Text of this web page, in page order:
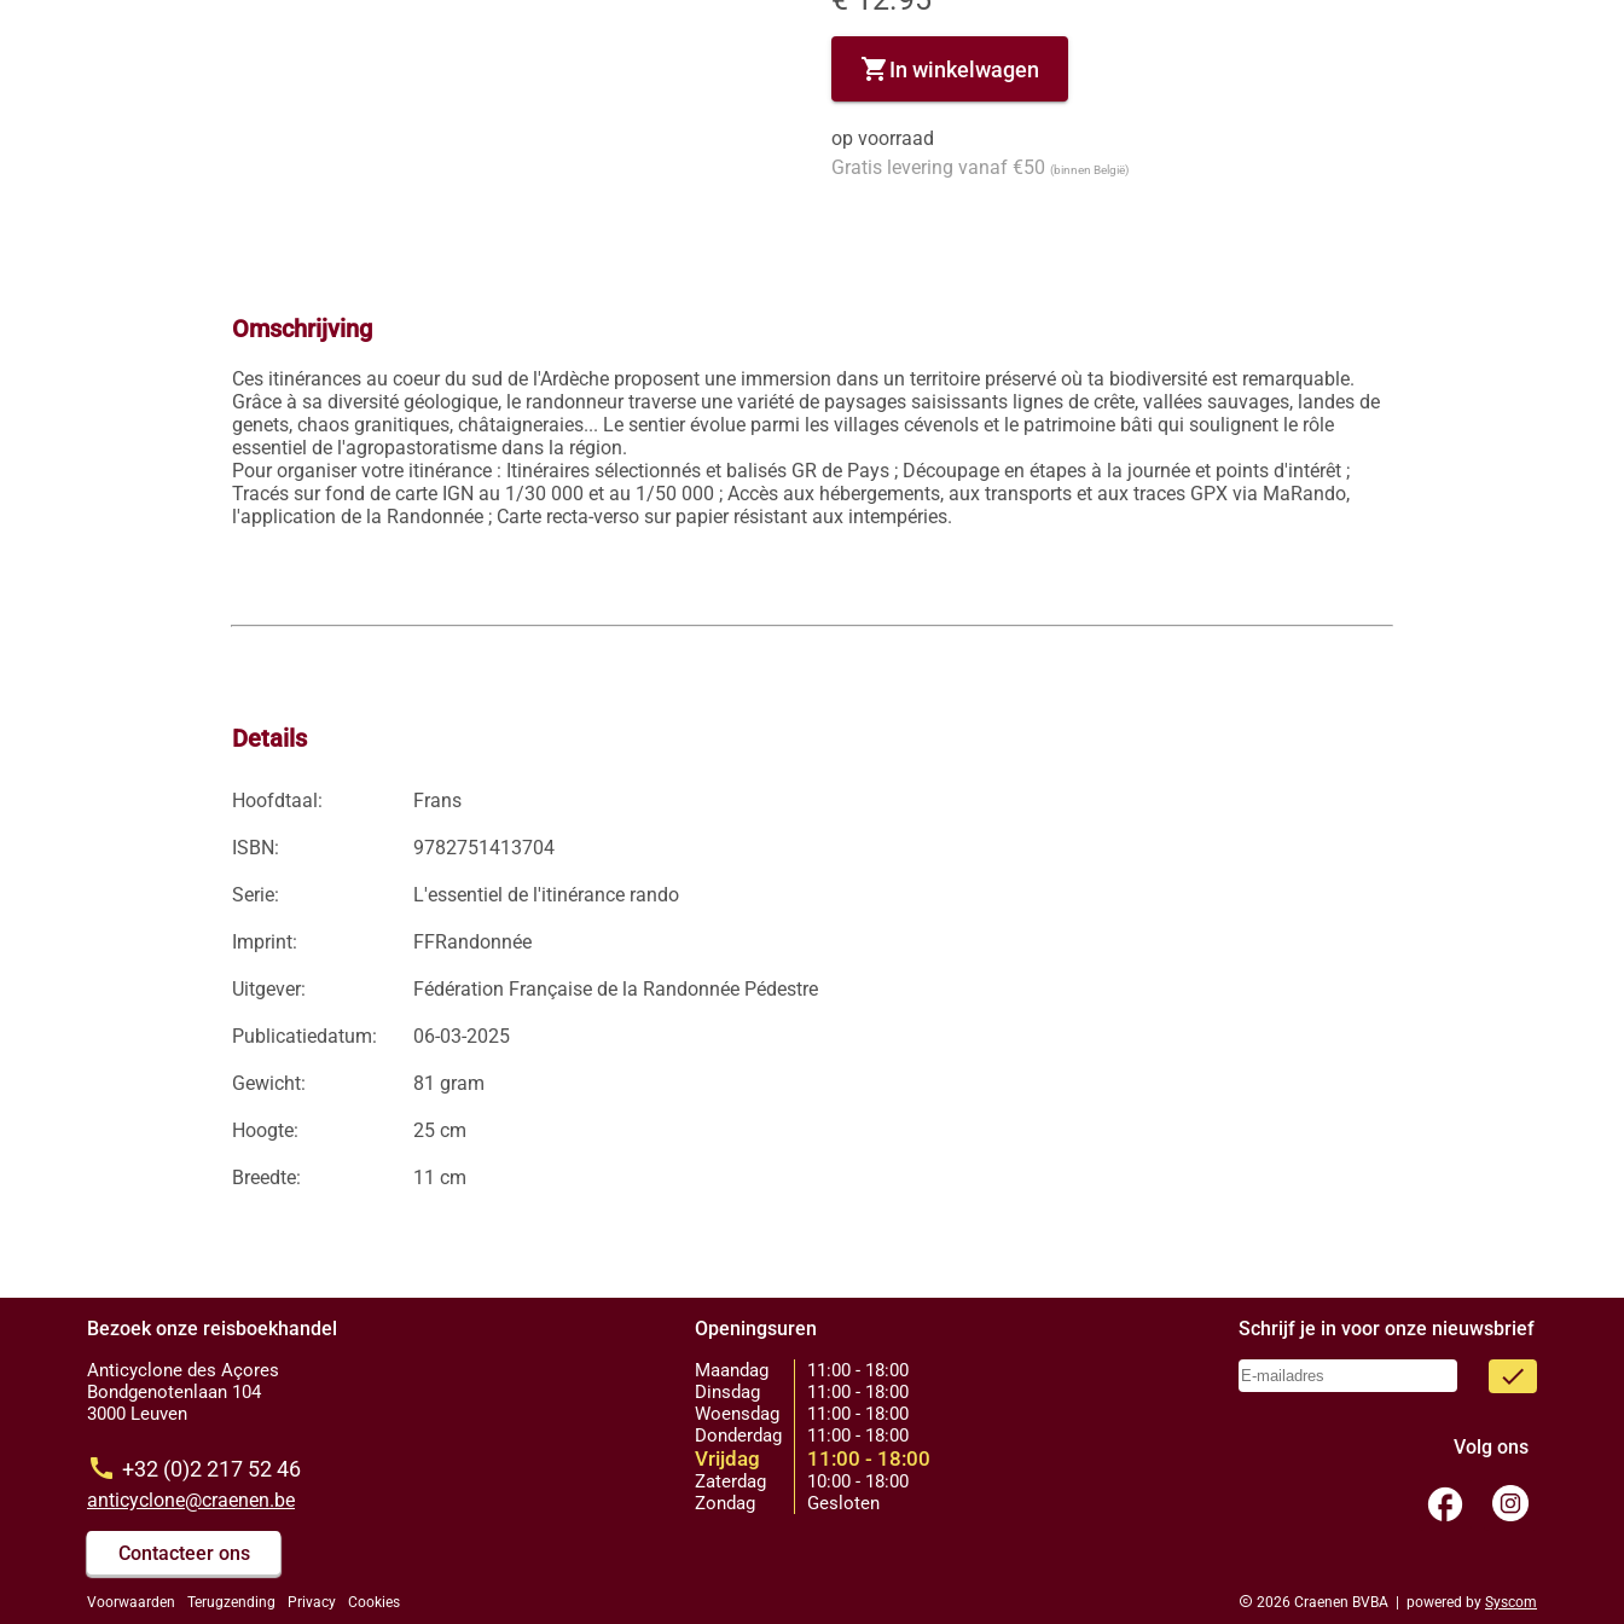
shopping_cartIn winkelwagen
op voorraad
Gratis levering vanaf €50 (binnen België)
Omschrijving
Ces itinérances au coeur du sud de l'Ardèche proposent une immersion dans un territoire préservé où ta biodiversité est remarquable.
Grâce à sa diversité géologique, le randonneur traverse une variété de paysages saisissants lignes de crête, vallées sauvages, landes de
genets, chaos granitiques, châtaigneraies... Le sentier évolue parmi les villages cévenols et le patrimoine bâti qui soulignent le rôle
essentiel de l'agropastoratisme dans la région.
Pour organiser votre itinérance : Itinéraires sélectionnés et balisés GR de Pays ; Découpage en étapes à la journée et points d'intérêt ;
Tracés sur fond de carte IGN au 1/30 000 et au 1/50 000 ; Accès aux hébergements, aux transports et aux traces GPX via MaRando,
l'application de la Randonnée ; Carte recta-verso sur papier résistant aux intempéries.
Details
Hoofdtaal: Frans
ISBN: 9782751413704
Serie: L'essentiel de l'itinérance rando
Imprint: FFRandonnée
Uitgever: Fédération Française de la Randonnée Pédestre
Publicatiedatum: 06-03-2025
Gewicht: 81 gram
Hoogte: 25 cm
Breedte: 11 cm
Bezoek onze reisboekhandel
Anticyclone des Açores
Bondgenotenlaan 104
3000 Leuven
call +32 (0)2 217 52 46
anticyclone@craenen.be
Contacteer ons
Voorwaarden Terugzending Privacy Cookies
Openingsuren
Maandag
Dinsdag
Woensdag
Donderdag
Vrijdag
Zaterdag
Zondag
11:00 - 18:00
11:00 - 18:00
11:00 - 18:00
11:00 - 18:00
11:00 - 18:00
10:00 - 18:00
Gesloten
Schrijf je in voor onze nieuwsbrief
done
Volg ons
facebook
copyright 2026 Craenen BVBA | powered by Syscom